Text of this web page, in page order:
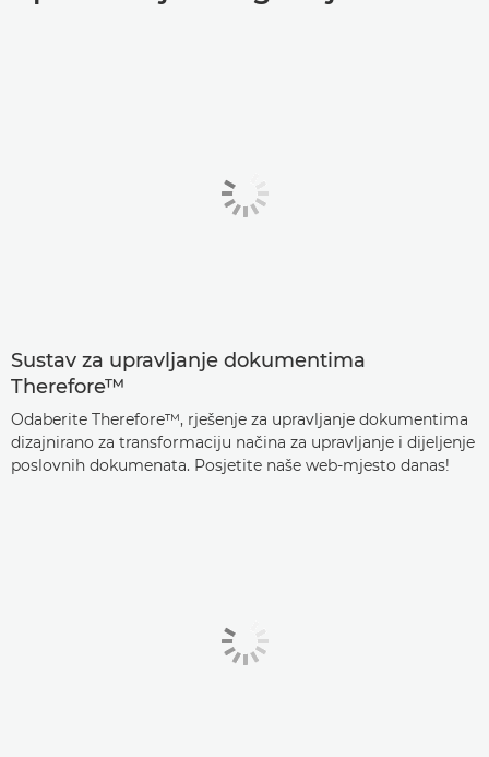
Sustav za upravljanje dokumentima
Therefore™
Odaberite Therefore™, rješenje za upravljanje dokumentima
dizajnirano za transformaciju načina za upravljanje i dijeljenje
poslovnih dokumenata. Posjetite naše web-mjesto danas!